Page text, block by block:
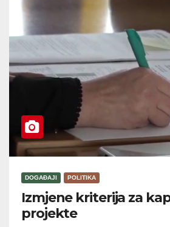
DOGAĐAJI POLITIKA
Izmjene kriterija za
projekte